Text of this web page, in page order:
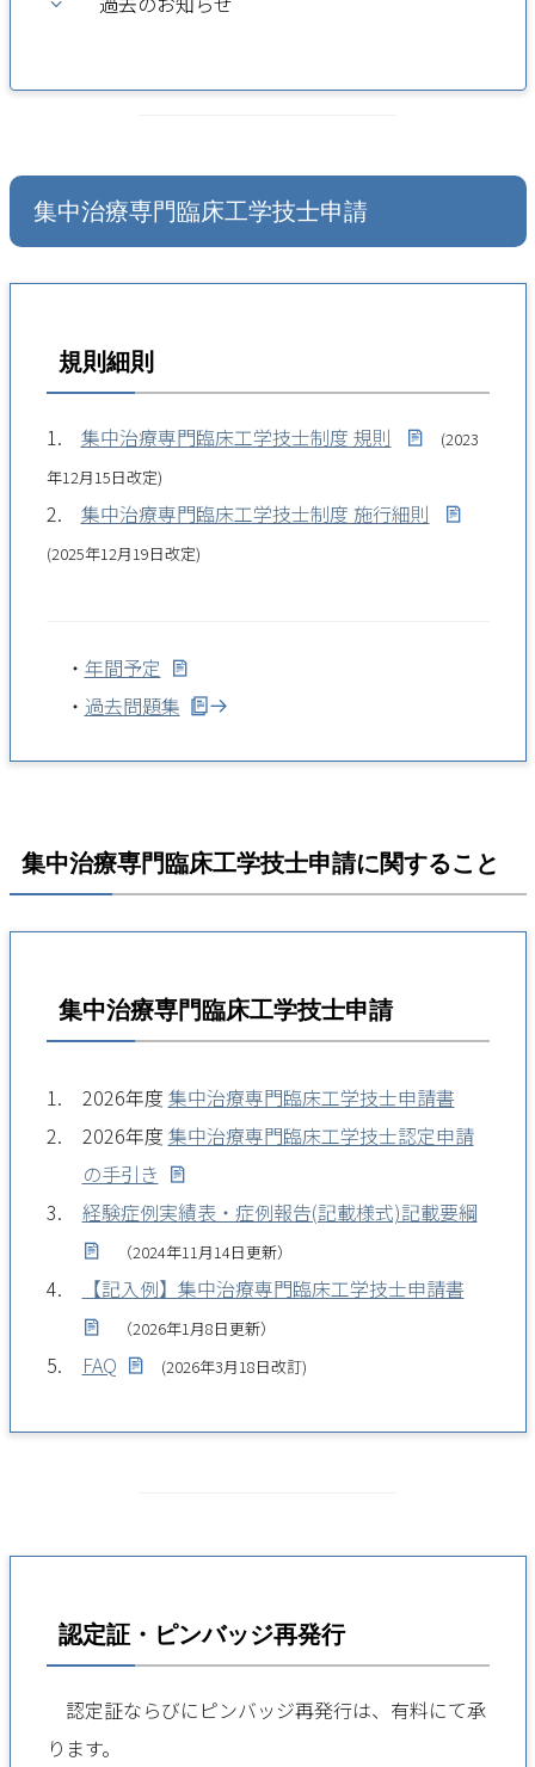
集中治療専門臨床工学技士申請
規則細則
1. 集中治療専門臨床工学技士制度 規則
(2023
年12月15日改定)
2. 集中治療専門臨床工学技士制度 施行細則
(2025年12月19日改定)
・ 年間予定
・ 過去問題集
集中治療専門臨床工学技士申請に関すること
集中治療専門臨床工学技士申請
2026年度 集中治療専門臨床工学技士申請書
2026年度 集中治療専門臨床工学技士認定申請
の手引き
経験症例実績表・症例報告(記載様式)記載要綱
（2024年11月14日更新）
【記入例】集中治療専門臨床工学技士申請書
（2026年1月8日更新）
FAQ (2026年3月18日改訂)
認定証・ピンバッジ再発行
認定証ならびにピンバッジ再発行は、有料にて承
ります。